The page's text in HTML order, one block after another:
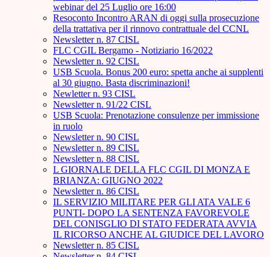
webinar del 25 Luglio ore 16:00
Resoconto Incontro ARAN di oggi sulla prosecuzione
della trattativa per il rinnovo contrattuale del CCNL
Newsletter n. 87 CISL
FLC CGIL Bergamo - Notiziario 16/2022
Newsletter n. 92 CISL
USB Scuola. Bonus 200 euro: spetta anche ai supplenti
al 30 giugno. Basta discriminazioni!
Newletter n. 93 CISL
Newsletter n. 91/22 CISL
USB Scuola: Prenotazione consulenze per immissione
in ruolo
Newsletter n. 90 CISL
Newsletter n. 89 CISL
Newsletter n. 88 CISL
L GIORNALE DELLA FLC CGIL DI MONZA E
BRIANZA: GIUGNO 2022
Newsletter n. 86 CISL
IL SERVIZIO MILITARE PER GLI ATA VALE 6
PUNTI- DOPO LA SENTENZA FAVOREVOLE
DEL CONISGLIO DI STATO FEDERATA AVVIA
IL RICORSO ANCHE AL GIUDICE DEL LAVORO
Newsletter n. 85 CISL